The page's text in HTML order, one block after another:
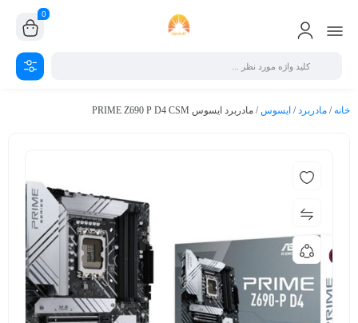
0
خانه/ مادربرد/ ایسوس/ مادربرد ایسوس PRIME Z690 P D4 CSM